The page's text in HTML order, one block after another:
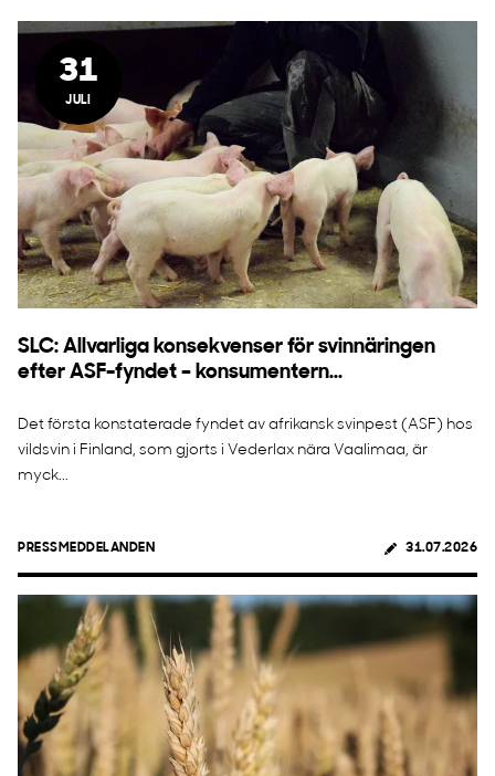
31
JULI
SLC: Allvarliga konsekvenser för svinnäringen
efter ASF-fyndet – konsumentern...
Det första konstaterade fyndet av afrikansk svinpest (ASF) hos
vildsvin i Finland, som gjorts i Vederlax nära Vaalimaa, är
myck...
PRESSMEDDELANDEN 31.07.2026